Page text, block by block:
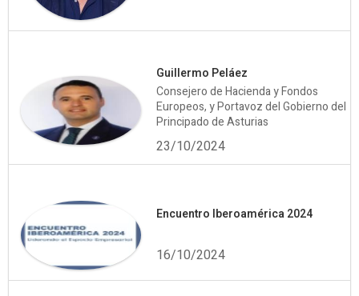
Guillermo Peláez
Consejero de Hacienda y Fondos
Europeos, y Portavoz del Gobierno del
Principado de Asturias
23/10/2024
Encuentro Iberoamérica 2024
16/10/2024